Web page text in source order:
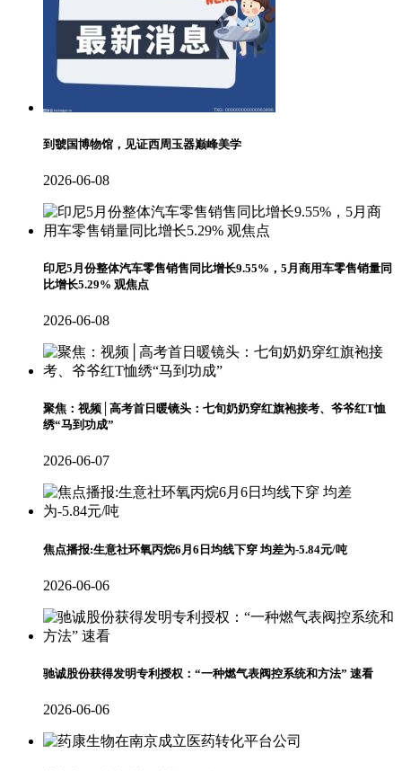
到虢国博物馆，见证西周玉器巅峰美学
2026-06-08
印尼5月份整体汽车零售销售同比增长9.55%，5月商用车零售销量同
比增长5.29% 观焦点
2026-06-08
聚焦：视频│高考首日暖镜头：七旬奶奶穿红旗袍接考、爷爷红T恤
绣“马到功成”
2026-06-07
焦点播报:生意社环氧丙烷6月6日均线下穿 均差为-5.84元/吨
2026-06-06
驰诚股份获得发明专利授权：“一种燃气表阀控系统和方法” 速看
2026-06-06